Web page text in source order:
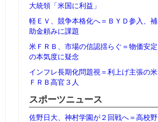
大統領「米国に利益」
軽ＥＶ、競争本格化へ＝ＢＹＤ参入、補
助金頼みに課題
米ＦＲＢ、市場の信認揺らぐ＝物価安定
の本気度に疑念
インフレ長期化問題視＝利上げ主張の米
ＦＲＢ高官３人
スポーツニュース
佐野日大、神村学園が２回戦へ＝高校野